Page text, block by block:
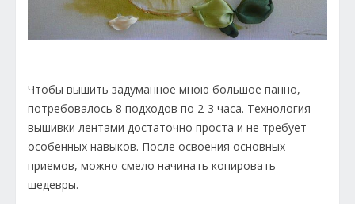
Чтобы вышить задуманное мною большое панно,
потребовалось 8 подходов по 2-3 часа. Технология
вышивки лентами достаточно проста и не требует
особенных навыков. После освоения основных
приемов, можно смело начинать копировать
шедевры.